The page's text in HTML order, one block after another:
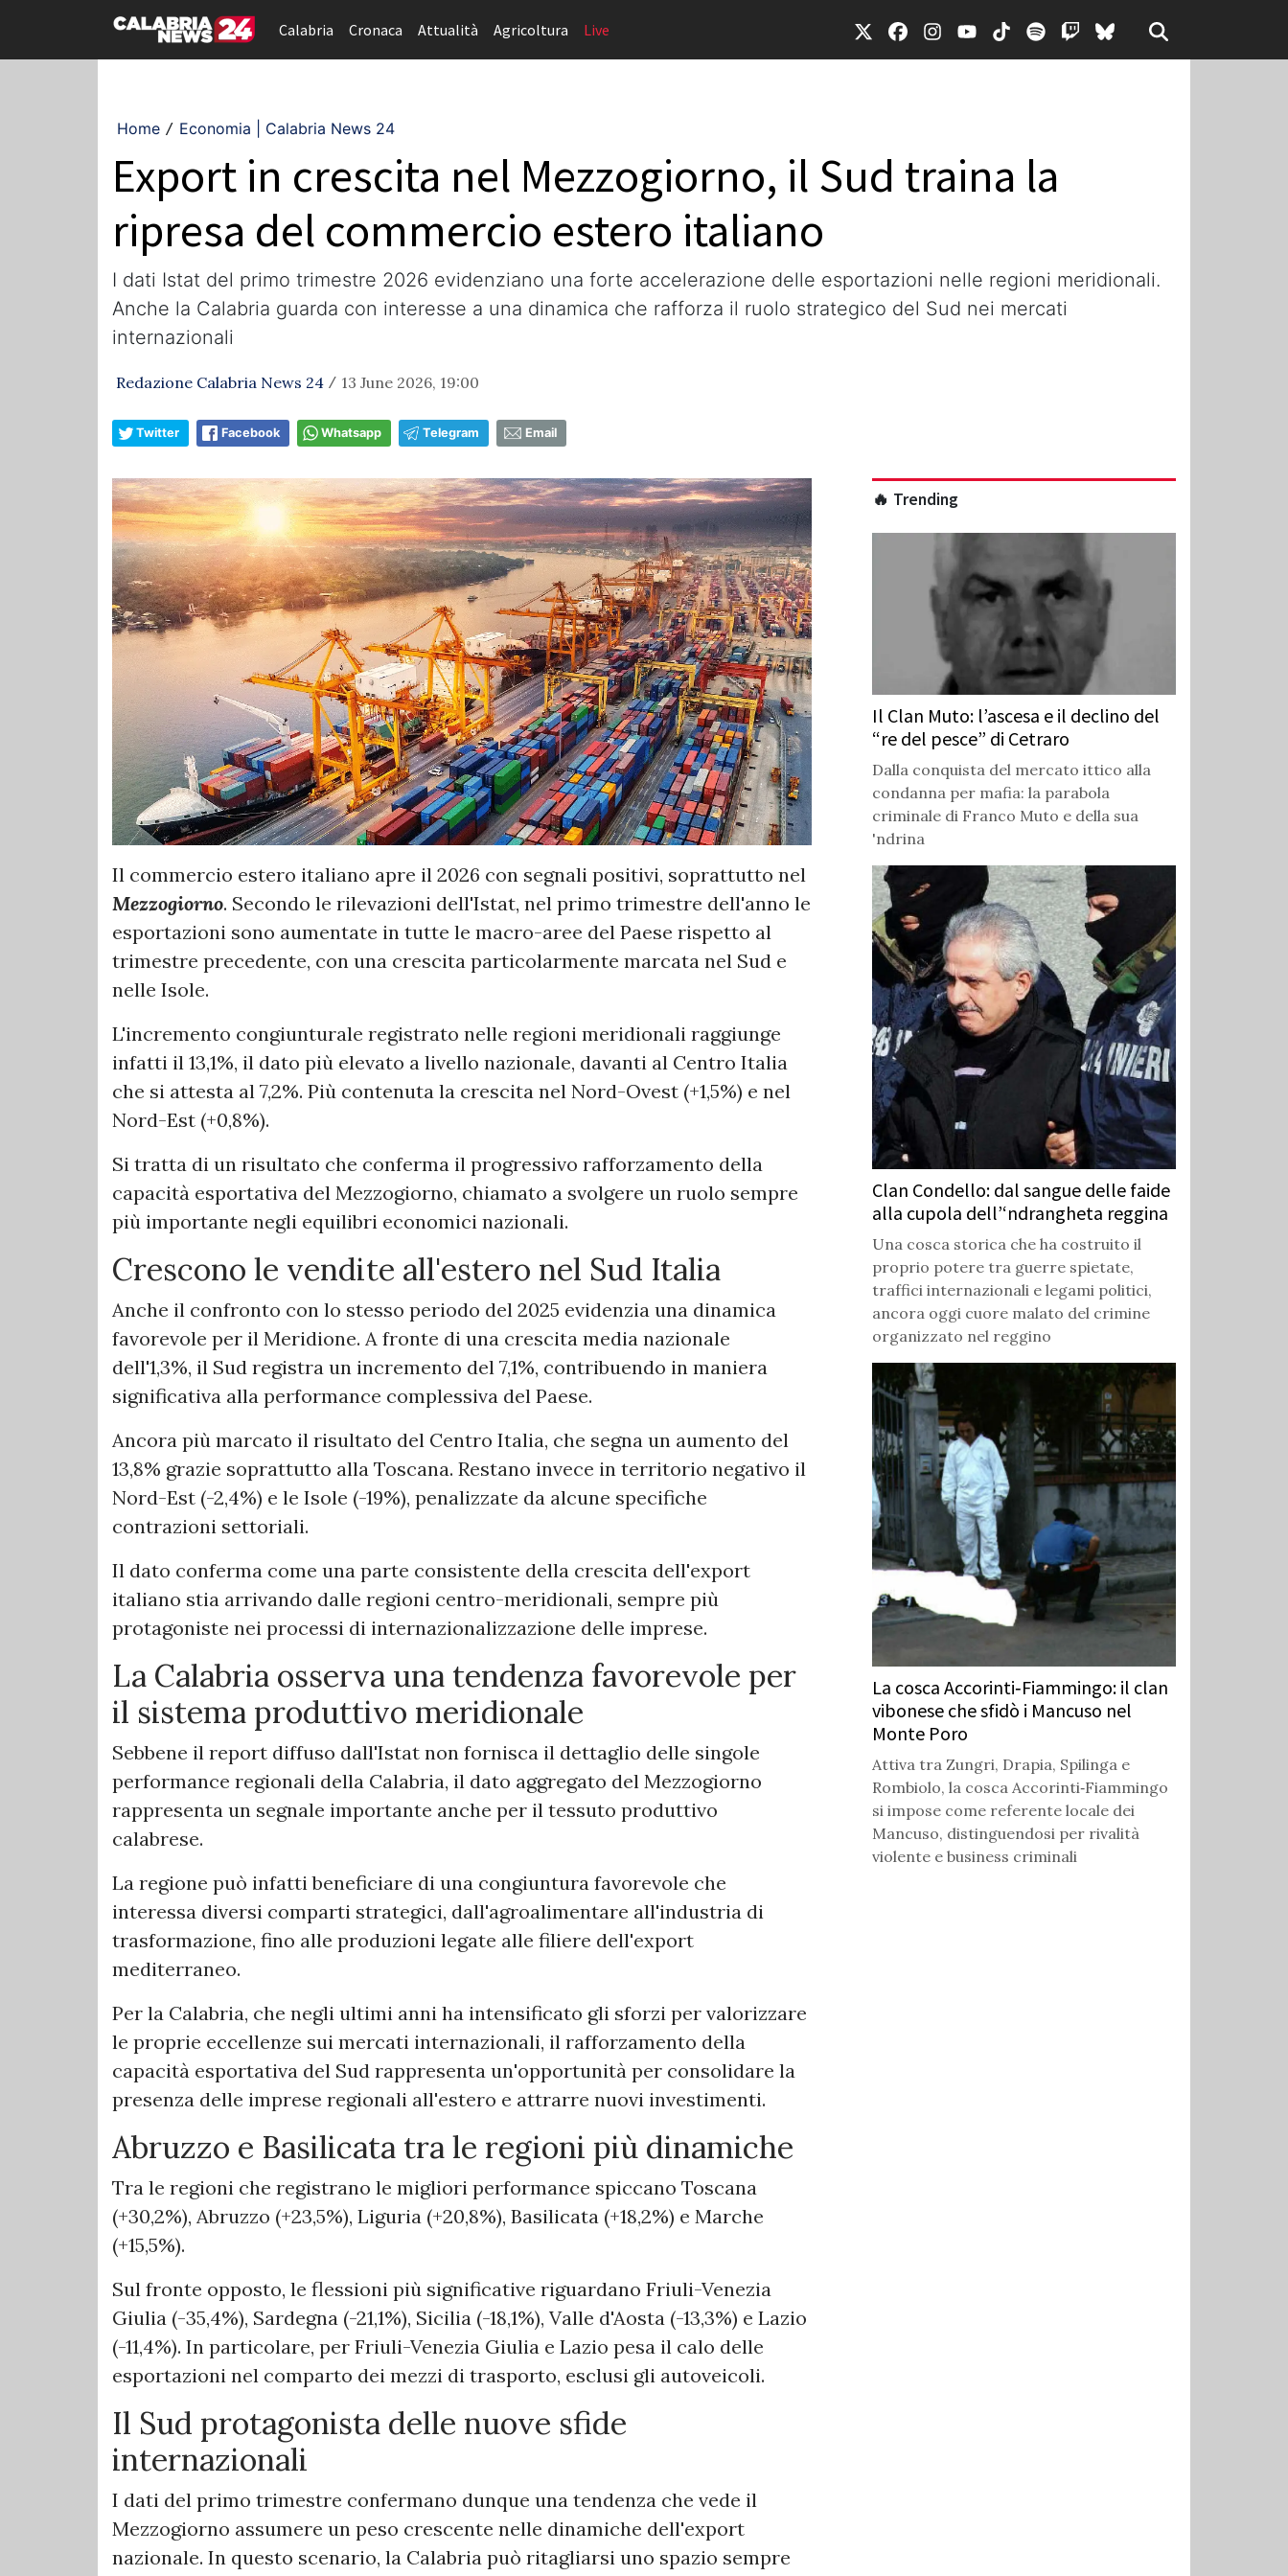
Calabria Cronaca Attualità Agricoltura Live
Home / Economia | Calabria News 24
Export in crescita nel Mezzogiorno, il Sud traina la
ripresa del commercio estero italiano
I dati Istat del primo trimestre 2026 evidenziano una forte accelerazione delle esportazioni nelle regioni meridionali.
Anche la Calabria guarda con interesse a una dinamica che rafforza il ruolo strategico del Sud nei mercati
internazionali
Redazione Calabria News 24 / 13 June 2026, 19:00
Twitter Facebook Whatsapp Telegram Email
Il commercio estero italiano apre il 2026 con segnali positivi, soprattutto nel
Mezzogiorno. Secondo le rilevazioni dell'Istat, nel primo trimestre dell'anno le
esportazioni sono aumentate in tutte le macro-aree del Paese rispetto al
trimestre precedente, con una crescita particolarmente marcata nel Sud e
nelle Isole.
L'incremento congiunturale registrato nelle regioni meridionali raggiunge
infatti il 13,1%, il dato più elevato a livello nazionale, davanti al Centro Italia
che si attesta al 7,2%. Più contenuta la crescita nel Nord-Ovest (+1,5%) e nel
Nord-Est (+0,8%).
Si tratta di un risultato che conferma il progressivo rafforzamento della
capacità esportativa del Mezzogiorno, chiamato a svolgere un ruolo sempre
più importante negli equilibri economici nazionali.
Crescono le vendite all'estero nel Sud Italia
Anche il confronto con lo stesso periodo del 2025 evidenzia una dinamica
favorevole per il Meridione. A fronte di una crescita media nazionale
dell'1,3%, il Sud registra un incremento del 7,1%, contribuendo in maniera
significativa alla performance complessiva del Paese.
Ancora più marcato il risultato del Centro Italia, che segna un aumento del
13,8% grazie soprattutto alla Toscana. Restano invece in territorio negativo il
Nord-Est (-2,4%) e le Isole (-19%), penalizzate da alcune specifiche
contrazioni settoriali.
Il dato conferma come una parte consistente della crescita dell'export
italiano stia arrivando dalle regioni centro-meridionali, sempre più
protagoniste nei processi di internazionalizzazione delle imprese.
La Calabria osserva una tendenza favorevole per
il sistema produttivo meridionale
Sebbene il report diffuso dall'Istat non fornisca il dettaglio delle singole
performance regionali della Calabria, il dato aggregato del Mezzogiorno
rappresenta un segnale importante anche per il tessuto produttivo
calabrese.
La regione può infatti beneficiare di una congiuntura favorevole che
interessa diversi comparti strategici, dall'agroalimentare all'industria di
trasformazione, fino alle produzioni legate alle filiere dell'export
mediterraneo.
Per la Calabria, che negli ultimi anni ha intensificato gli sforzi per valorizzare
le proprie eccellenze sui mercati internazionali, il rafforzamento della
capacità esportativa del Sud rappresenta un'opportunità per consolidare la
presenza delle imprese regionali all'estero e attrarre nuovi investimenti.
Abruzzo e Basilicata tra le regioni più dinamiche
Tra le regioni che registrano le migliori performance spiccano Toscana
(+30,2%), Abruzzo (+23,5%), Liguria (+20,8%), Basilicata (+18,2%) e Marche
(+15,5%).
Sul fronte opposto, le flessioni più significative riguardano Friuli-Venezia
Giulia (-35,4%), Sardegna (-21,1%), Sicilia (-18,1%), Valle d'Aosta (-13,3%) e Lazio
(-11,4%). In particolare, per Friuli-Venezia Giulia e Lazio pesa il calo delle
esportazioni nel comparto dei mezzi di trasporto, esclusi gli autoveicoli.
Il Sud protagonista delle nuove sfide
internazionali
I dati del primo trimestre confermano dunque una tendenza che vede il
Mezzogiorno assumere un peso crescente nelle dinamiche dell'export
nazionale. In questo scenario, la Calabria può ritagliarsi uno spazio sempre
🔥 Trending
Il Clan Muto: l’ascesa e il declino del
“re del pesce” di Cetraro
Dalla conquista del mercato ittico alla
condanna per mafia: la parabola
criminale di Franco Muto e della sua
'ndrina
Clan Condello: dal sangue delle faide
alla cupola dell’‘ndrangheta reggina
Una cosca storica che ha costruito il
proprio potere tra guerre spietate,
traffici internazionali e legami politici,
ancora oggi cuore malato del crimine
organizzato nel reggino
La cosca Accorinti‑Fiammingo: il clan
vibonese che sfidò i Mancuso nel
Monte Poro
Attiva tra Zungri, Drapia, Spilinga e
Rombiolo, la cosca Accorinti‑Fiammingo
si impose come referente locale dei
Mancuso, distinguendosi per rivalità
violente e business criminali